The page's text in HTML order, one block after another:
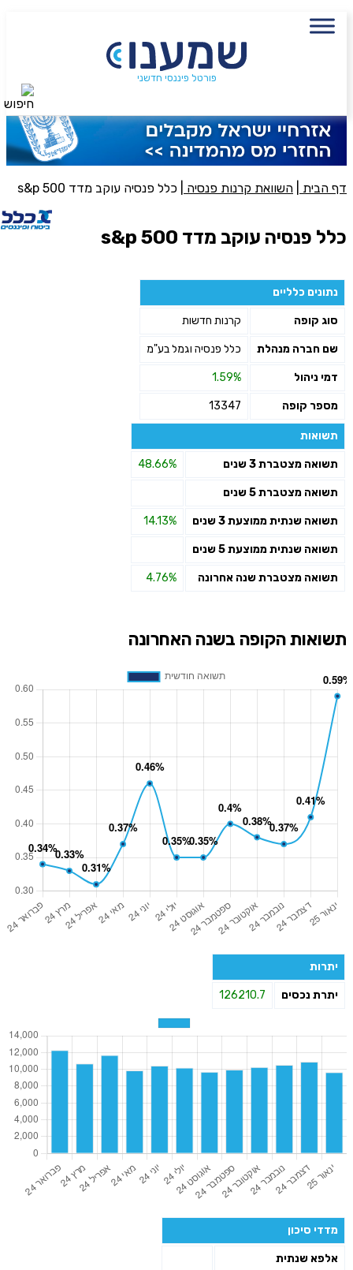
פורטל פיננסי חדשני
דף הבית השוואת קרנות פנסיה כלל פנסיה עוקב מדד s&p 500
כלל פנסיה עוקב מדד s&p 500
נתונים כלליים
סוג קופה קרנות חדשות
שם חברה מנהלת כלל פנסיה וגמל בע"מ
דמי ניהול 1.59%
מספר קופה 13347
תשואות
תשואה מצטברת 3 שנים 48.66%
תשואה מצטברת 5 שנים
תשואה שנתית ממוצעת 3 שנים 14.13%
תשואה שנתית ממוצעת 5 שנים
תשואה מצטברת שנה אחרונה 4.76%
תשואות הקופה בשנה האחרונה
יתרות
יתרת נכסים 126210.7
מדדי סיכון
אלפא שנתית
שם מלא
פעולה נדרשת
סכום חיסכון בקרן
אני מאשר את תנאיי השימוש והפרטיות של האתר
מאשר כי פרטיי ישמשו לקבלת פניות והצעות שיווקיות למוצרים
פנסיוניים\ביטוח באמצעות טלפון, מייל או SMS מאיתנו או צד שלישי
שליחה
חיפוש